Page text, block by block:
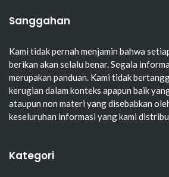
Sanggahan
Kami tidak pernah menjamin bahwa
berikan akan selalu benar. Segala
merupakan panduan. Kami tidak
kerugian dalam konteks apapun baik
ataupun non materi yang disebabkan
keseluruhan informasi yang kami
Kategori